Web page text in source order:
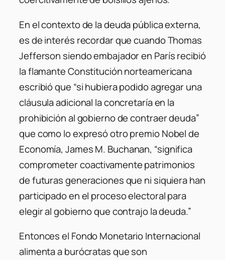
En el contexto de la deuda pública externa,
es de interés recordar que cuando Thomas
Jefferson siendo embajador en París recibió
la flamante Constitución norteamericana
escribió que “si hubiera podido agregar una
cláusula adicional la concretaría en la
prohibición al gobierno de contraer deuda”
que como lo expresó otro premio Nobel de
Economía, James M. Buchanan, “significa
comprometer coactivamente patrimonios
de futuras generaciones que ni siquiera han
participado en el proceso electoral para
elegir al gobierno que contrajo la deuda.”
Entonces el Fondo Monetario Internacional
alimenta a burócratas que son